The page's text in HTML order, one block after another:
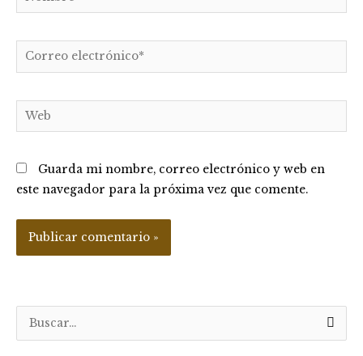
Correo
electrónico*
Web
Guarda mi nombre, correo electrónico y web en
este navegador para la próxima vez que comente.